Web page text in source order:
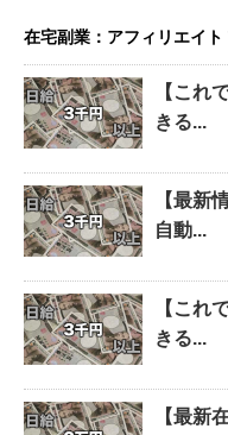
在宅副業：アフィリエイト
【これ
きる...
【最新
自動...
【これ
きる...
【最新